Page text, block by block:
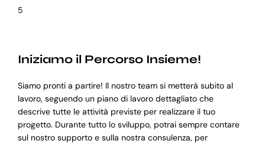
5
Iniziamo il Percorso Insieme!
Siamo pronti a partire! Il nostro team si metterà subito al
lavoro, seguendo un piano di lavoro dettagliato che
descrive tutte le attività previste per realizzare il tuo
progetto. Durante tutto lo sviluppo, potrai sempre contare
sul nostro supporto e sulla nostra consulenza, per